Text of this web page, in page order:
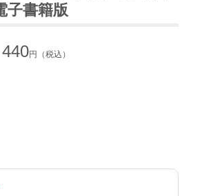
子書籍版
440円（税込）